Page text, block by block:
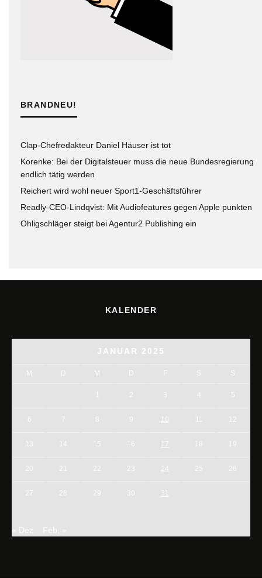
BRANDNEU!
Clap-Chefredakteur Daniel Häuser ist tot
Korenke: Bei der Digitalsteuer muss die neue Bundesregierung
endlich tätig werden
Reichert wird wohl neuer Sport1-Geschäftsführer
Readly-CEO-Lindqvist: Mit Audiofeatures gegen Apple punkten
Ohligschläger steigt bei Agentur2 Publishing ein
KALENDER
JANUAR 2025
M D M D F S S
1 2 3 5
6 7 8 9 10 11 12
13 14 15 16 17 18 19
20 21 22 23 24 25 26
27 28 29 30 31
« Dez. Feb. »